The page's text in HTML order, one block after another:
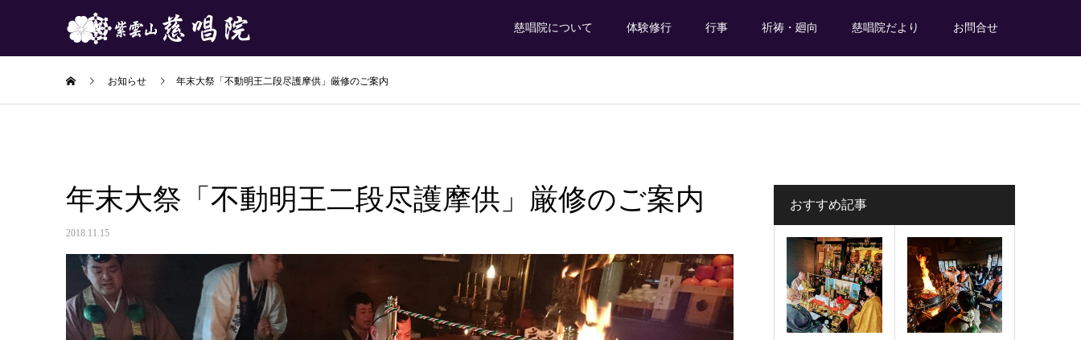
慈唱院について 体験修行 行事 祈祷・廻向 慈唱院だより お問合せ
お知らせ 年末大祭「不動明王二段尽護摩供」厳修のご案内
年末大祭「不動明王二段尽護摩供」厳修のご案内
2018.11.15
おすすめ記事